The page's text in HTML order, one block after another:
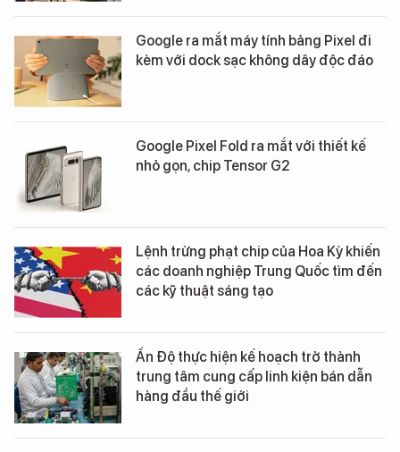
Google ra mắt máy tính bảng Pixel đi
kèm với dock sạc không dây độc đáo
Google Pixel Fold ra mắt với thiết kế
nhỏ gọn, chip Tensor G2
Lệnh trừng phạt chip của Hoa Kỳ khiến
các doanh nghiệp Trung Quốc tìm đến
các kỹ thuật sáng tạo
Ấn Độ thực hiện kế hoạch trở thành
trung tâm cung cấp linh kiện bán dẫn
hàng đầu thế giới